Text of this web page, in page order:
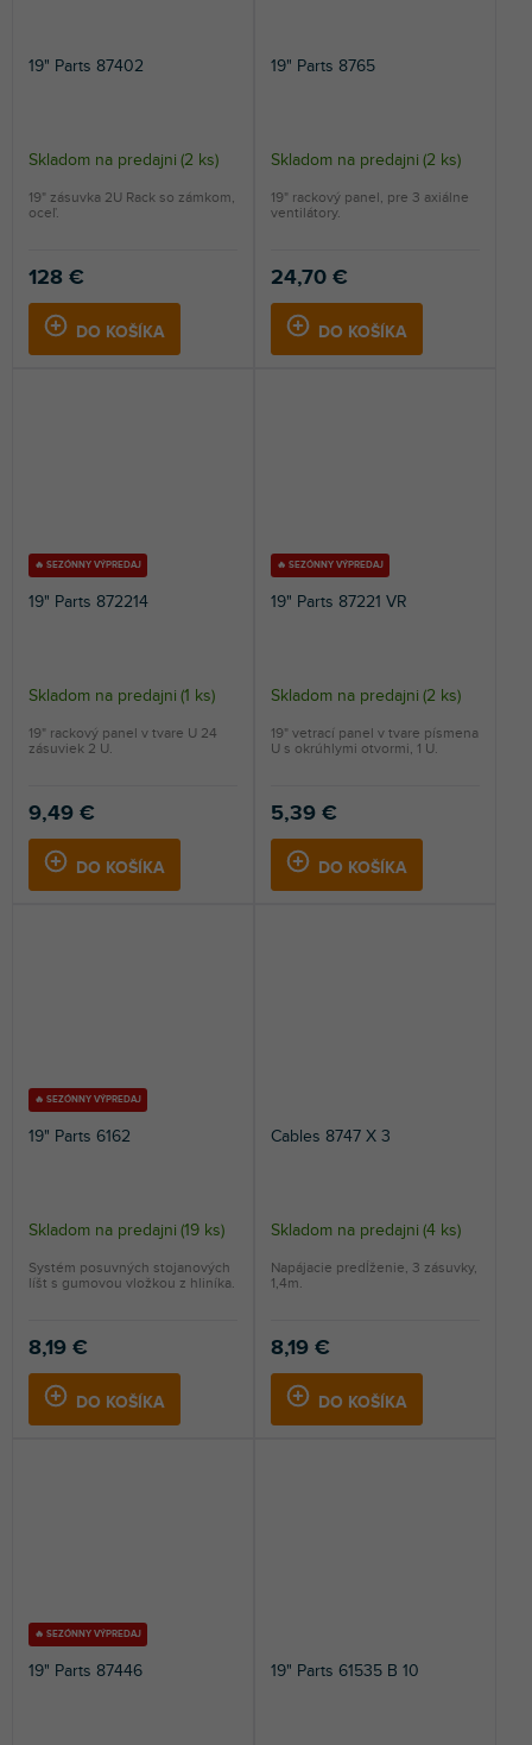
19" Parts 87402
Skladom na predajni (2 ks)
128 €
DO KOŠÍKA
19" zásuvka 2U Rack so zámkom,
oceľ.
19" Parts 8765
Skladom na predajni (2 ks)
24,70 €
DO KOŠÍKA
19" rackový panel, pre 3 axiálne
ventilátory.
🔥 SEZÓNNY VÝPREDAJ
19" Parts 872214
Skladom na predajni (1 ks)
9,49 €
DO KOŠÍKA
19" rackový panel v tvare U 24
zásuviek 2 U.
🔥 SEZÓNNY VÝPREDAJ
19" Parts 87221 VR
Skladom na predajni (2 ks)
5,39 €
DO KOŠÍKA
19" vetrací panel v tvare písmena
U s okrúhlymi otvormi, 1 U.
🔥 SEZÓNNY VÝPREDAJ
19" Parts 6162
Skladom na predajni (19 ks)
8,19 €
DO KOŠÍKA
Systém posuvných stojanových
líšt s gumovou vložkou z hliníka.
Cables 8747 X 3
Skladom na predajni (4 ks)
8,19 €
DO KOŠÍKA
Napájacie predĺženie, 3 zásuvky,
1,4m.
🔥 SEZÓNNY VÝPREDAJ
19" Parts 87446 19" Parts 61535 B 10